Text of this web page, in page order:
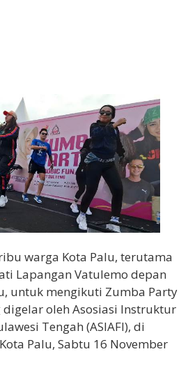
warga Kota Palu, terutama
Lapangan Vatulemo depan
untuk mengikuti Zumba Party
oleh Asosiasi Instruktur
Tengah (ASIAFI), di
Palu, Sabtu 16 November